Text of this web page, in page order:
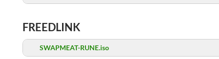
FREEDLINK
SWAPMEAT-RUNE.iso